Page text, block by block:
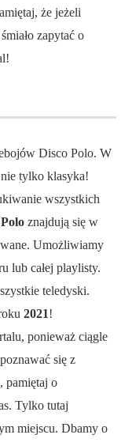
że jeżeli
zapytać o
Disco Polo. W
tylko klasyka!
wszystkich
znajdują się w
Umożliwiamy
lub całej playlisty.
teledyski.
2021!
ponieważ ciągle
się z
pamiętaj o
Tylko tutaj
miejscu. Dbamy o